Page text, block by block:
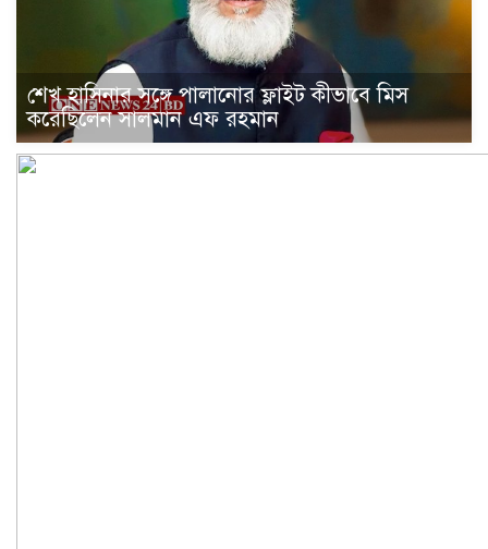
শেখ হাসিনার সঙ্গে পালানোর ফ্লাইট কীভাবে মিস
করেছিলেন সালমান এফ রহমান